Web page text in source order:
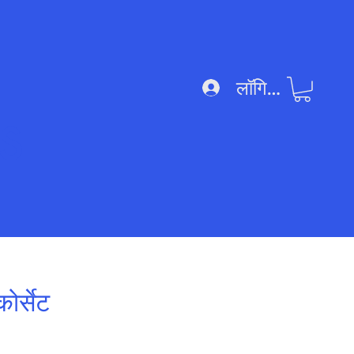
लॉगिन करें